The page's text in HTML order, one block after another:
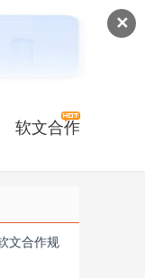
✕
软文合作
文合作规